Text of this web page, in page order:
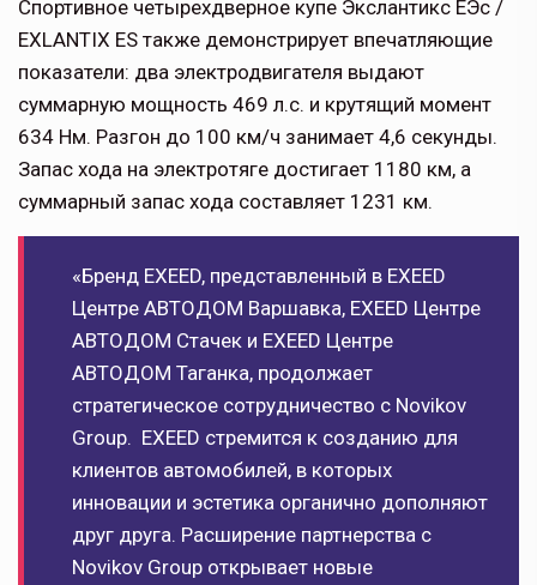
Спортивное четырехдверное купе Экслантикс ЕЭс /
EXLANTIX ES также демонстрирует впечатляющие
показатели: два электродвигателя выдают
суммарную мощность 469 л.с. и крутящий момент
634 Нм. Разгон до 100 км/ч занимает 4,6 секунды.
Запас хода на электротяге достигает 1180 км, а
суммарный запас хода составляет 1231 км.
«Бренд EXEED, представленный в EXEED
Центре АВТОДОМ Варшавка, EXEED Центре
АВТОДОМ Стачек и EXEED Центре
АВТОДОМ Таганка, продолжает
стратегическое сотрудничество с Novikov
Group. EXEED стремится к созданию для
клиентов автомобилей, в которых
инновации и эстетика органично дополняют
друг друга. Расширение партнерства с
Novikov Group открывает новые